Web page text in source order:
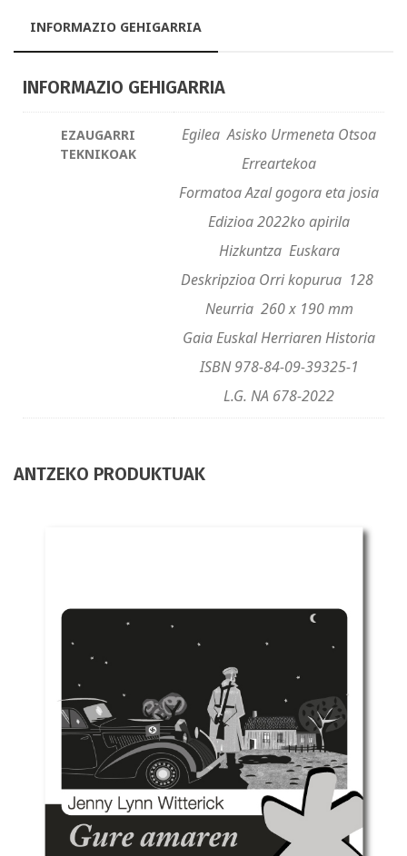
INFORMAZIO GEHIGARRIA
INFORMAZIO GEHIGARRIA
EZAUGARRI
TEKNIKOAK
Egilea Asisko Urmeneta Otsoa
Erreartekoa
Formatoa Azal gogora eta josia
Edizioa 2022ko apirila
Hizkuntza Euskara
Deskripzioa Orri kopurua 128
Neurria 260 x 190 mm
Gaia Euskal Herriaren Historia
ISBN 978-84-09-39325-1
L.G. NA 678-2022
ANTZEKO PRODUKTUAK